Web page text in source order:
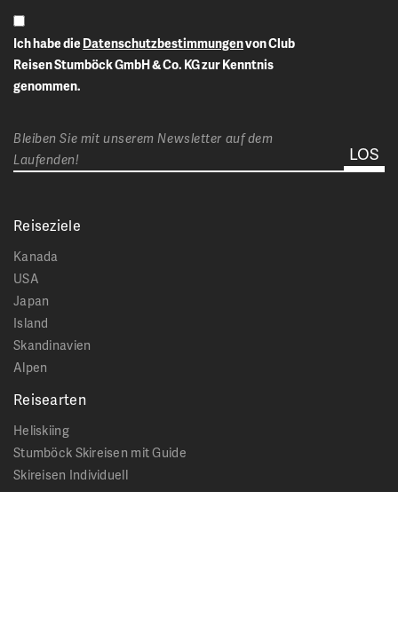
Ich habe dieDatenschutzbestimmungen
Reisen Stumböck GmbH & Co. KG zur Kenntnis
genommen.
Bleiben Sie mit unserem Newsletter auf dem
Laufenden!
Reiseziele
Kanada
USA
Japan
Island
Skandinavien
Alpen
Reisearten
Heliskiing
Stumböck Skireisen mit Guide
Skireisen Individuell
Catskiing